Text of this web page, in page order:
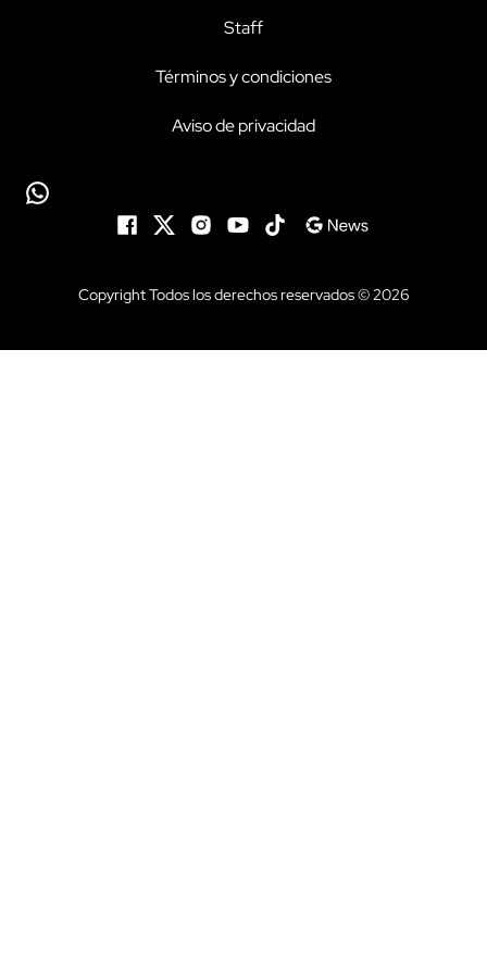
Staff
Términos y condiciones
Aviso de privacidad
Copyright Todos los derechos reservados © 2026